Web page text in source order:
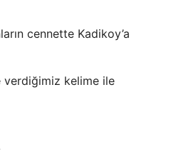
cennette Kadikoy’a
verdiğimiz kelime ile